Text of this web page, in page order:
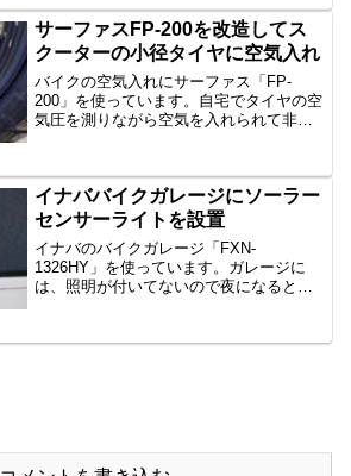
ンです。音が聴きやすく付け心地も悪く
ない...
サーファスFP-200を改造してス
クーターの小径タイヤに空気入れ
バイクの空気入れにサーファス「FP-
200」を使っています。自宅でタイヤの空
気圧を測りながら空気を入れられて非常
ルブにヘッドを差し込むところまではで
きますが、レバーがホ...
イナババイクガレージにソーラー
センサーライトを設置
イナバのバイクガレージ「FXN-
1326HY」を使っています。ガレージに
は、照明が付いてないので夜になると中
設置することにしました。ネットで探し